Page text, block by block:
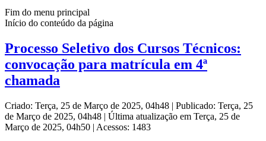
Fim do menu principal
Início do conteúdo da página
Processo Seletivo dos Cursos Técnicos:
convocação para matrícula em 4ª
chamada
Criado: Terça, 25 de Março de 2025, 04h48 | Publicado: Terça, 25
de Março de 2025, 04h48 | Última atualização em Terça, 25 de
Março de 2025, 04h50 | Acessos: 1483